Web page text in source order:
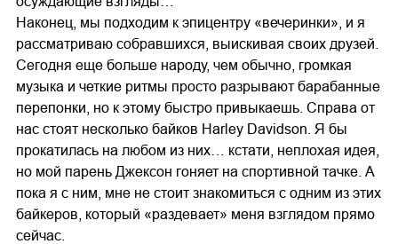
Наконец, мы подходим к эпицентру «вечеринки», и я
рассматриваю собравшихся, выискивая своих друзей.
Сегодня еще больше народу, чем обычно, громкая
музыка и четкие ритмы просто разрывают барабанные
перепонки, но к этому быстро привыкаешь. Справа от
нас стоят несколько байков Harley Davidson. Я бы
прокатилась на любом из них… кстати, неплохая идея,
но мой парень Джексон гоняет на спортивной тачке. А
пока я с ним, мне не стоит знакомиться с одним из этих
байкеров, который «раздевает» меня взглядом прямо
сейчас.